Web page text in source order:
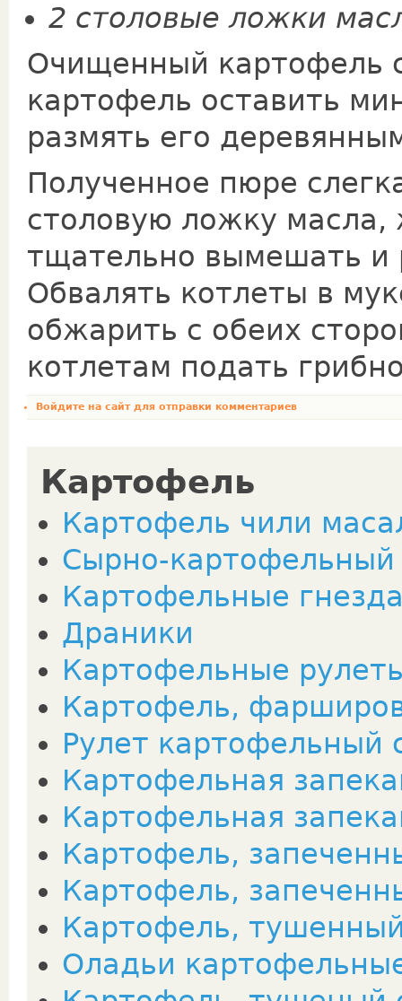
2 сто­ловые ложки
Очищенный картофель
картофель оставить
размять его
Полученное пюре
столовую ложку
тщательно вымешать и
Обвалять котлеты в
обжарить с обеих
котлетам подать
Войдите на сайтдля отправки комментариев
Картофель
Картофель чили
Сырно-картофельный
Картофельные
Драники
Картофельные
Картофель,
Рулет картофельный
Картофельная
Картофельная
Картофель,
Картофель,
Картофель,
Оладьи